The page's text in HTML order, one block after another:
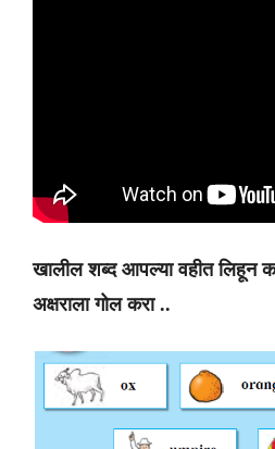
खालील शब्द आपल्या वहीत लिहून
अक्षराला गोल करा ..